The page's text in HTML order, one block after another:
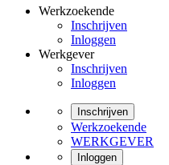
Werkzoekende
Inschrijven
Inloggen
Werkgever
Inschrijven
Inloggen
Inschrijven
Werkzoekende
WERKGEVER
Inloggen